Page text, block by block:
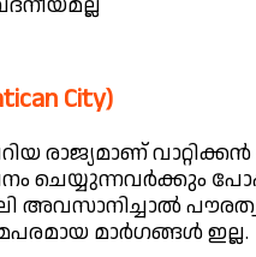
City)
രാജ്യമാണ്
ചെയ്യുന്നവർക്കും
അവസാനിച്ചാൽ
മാർഗങ്ങൾ ഇല്ല.